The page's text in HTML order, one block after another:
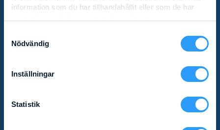
information som du har tillhandahållit eller som de har
samlat in när du har använt deras tjänster.
Nödvändig
Inställningar
Statistik